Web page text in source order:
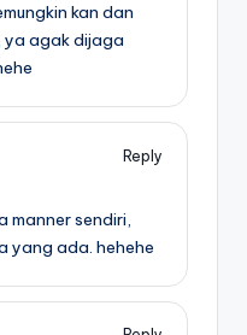
kan dan
ya agak dijaga
Reply
manner sendiri,
yang ada. hehehe